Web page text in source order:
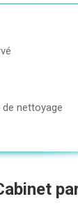
de nettoyage